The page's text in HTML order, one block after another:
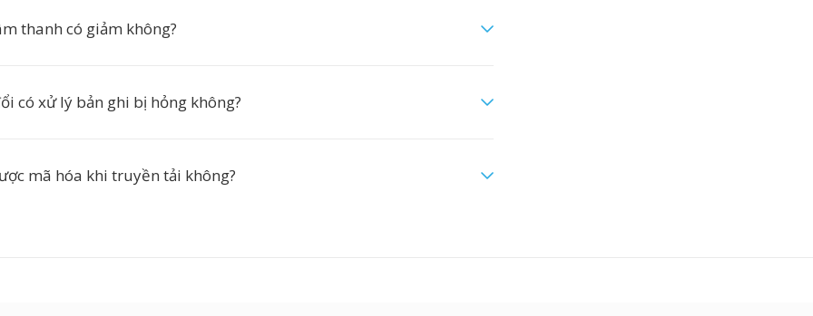
thanh có giảm không?
có xử lý bản ghi bị hỏng không?
mã hóa khi truyền tải không?